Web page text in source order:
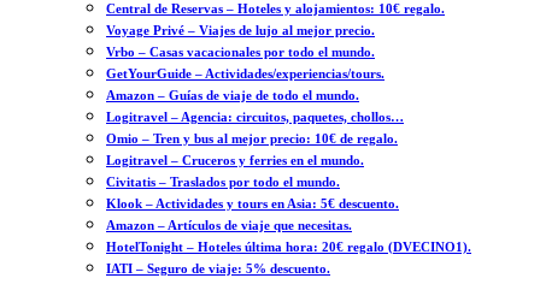
Central de Reservas – Hoteles y alojamientos: 10€ regalo.
Voyage Privé – Viajes de lujo al mejor precio.
Vrbo – Casas vacacionales por todo el mundo.
GetYourGuide – Actividades/experiencias/tours.
Amazon – Guías de viaje de todo el mundo.
Logitravel – Agencia: circuitos, paquetes, chollos…
Omio – Tren y bus al mejor precio: 10€ de regalo.
Logitravel – Cruceros y ferries en el mundo.
Civitatis – Traslados por todo el mundo.
Klook – Actividades y tours en Asia: 5€ descuento.
Amazon – Artículos de viaje que necesitas.
HotelTonight – Hoteles última hora: 20€ regalo (DVECINO1).
IATI – Seguro de viaje: 5% descuento.